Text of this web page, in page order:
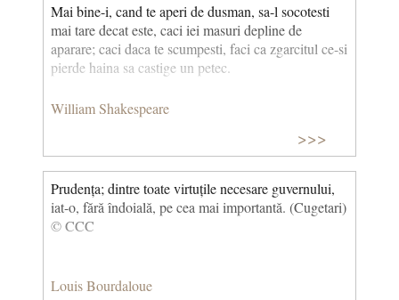
Mai bine-i, cand te aperi de dusman, sa-l socotesti
mai tare decat este, caci iei masuri depline de
aparare; caci daca te scumpesti, faci ca zgarcitul ce-si
pierde haina sa castige un petec.
William Shakespeare
>>>
Prudența; dintre toate virtuțile necesare guvernului,
iat-o, fără îndoială, pe cea mai importantă. (Cugetari)
© CCC
Louis Bourdaloue